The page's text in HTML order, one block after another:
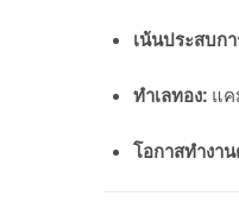
เน้นประสบก
ทำเลทอง: แค
โอกาสทำงา